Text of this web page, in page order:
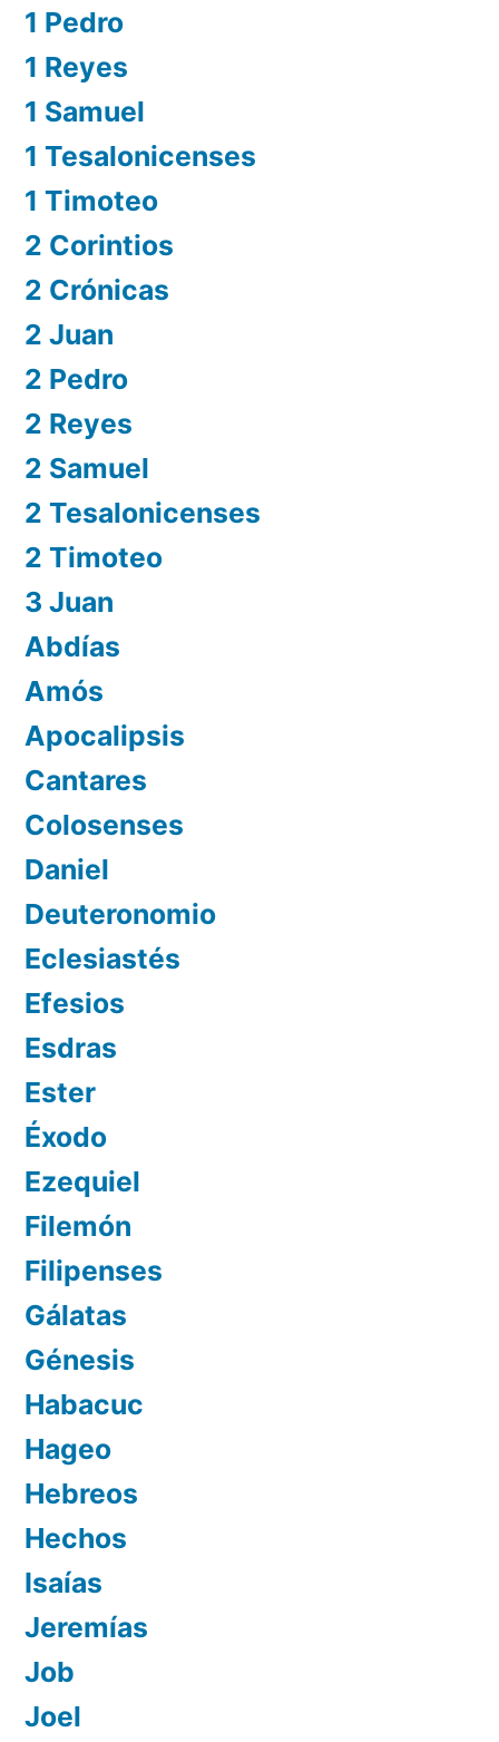
1 Pedro
1 Reyes
1 Samuel
1 Tesalonicenses
1 Timoteo
2 Corintios
2 Crónicas
2 Juan
2 Pedro
2 Reyes
2 Samuel
2 Tesalonicenses
2 Timoteo
3 Juan
Abdías
Amós
Apocalipsis
Cantares
Colosenses
Daniel
Deuteronomio
Eclesiastés
Efesios
Esdras
Ester
Éxodo
Ezequiel
Filemón
Filipenses
Gálatas
Génesis
Habacuc
Hageo
Hebreos
Hechos
Isaías
Jeremías
Job
Joel